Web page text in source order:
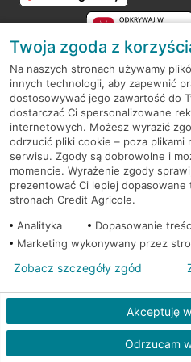
RODO
Regulamin serwisu
Mapa serwisu
PolitykaCookies
© 2026 Credit Agricole Bank Polska
Twoja zgoda z
Na naszych stronach używamy
innych technologii, aby zapewnić
dostosowywać jego zawartość do
dostarczać Ci spersonalizowane
internetowych. Możesz wyrazić
odrzucić pliki cookie – poza
serwisu. Zgody są dobrowolne i
momencie. Wyrażenie zgody
prezentować Ci lepiej
stronach Credit Agricole.
Analityka
Dopasowanie
Marketing wykonywany przez
Akceptuję
Odrzucam
Zobacz szczegóły zgód